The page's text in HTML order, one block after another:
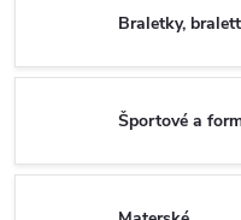
Braletky,
Športové a